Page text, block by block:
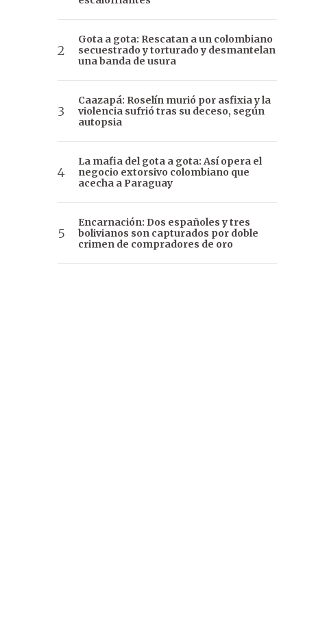
Gota a gota: Rescatan a un colombiano
secuestrado y torturado y desmantelan
una banda de usura
Caazapá: Roselín murió por asfixia y la
violencia sufrió tras su deceso, según
autopsia
La mafia del gota a gota: Así opera el
negocio extorsivo colombiano que
acecha a Paraguay
Encarnación: Dos españoles y tres
bolivianos son capturados por doble
crimen de compradores de oro